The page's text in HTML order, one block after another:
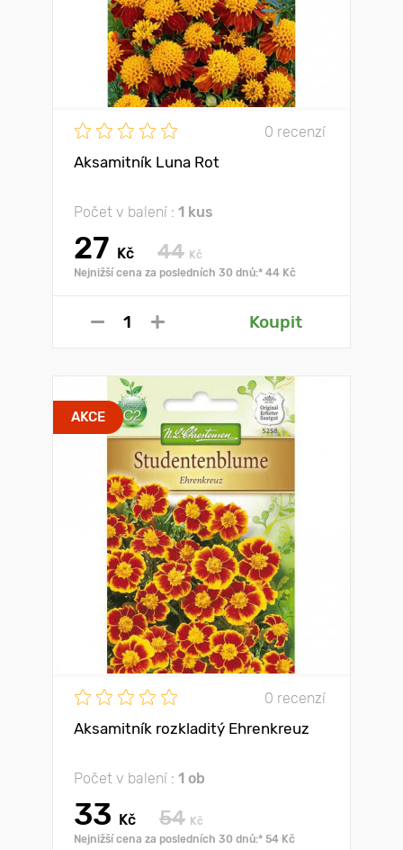
0 recenzí
Aksamitník Luna Rot
Počet v balení : 1 kus
27 Kč 44 Kč
Nejnižší cena za posledních 30 dnů:* 44 Kč
Koupit
AKCE
0 recenzí
Aksamitník rozkladitý Ehrenkreuz
Počet v balení : 1 ob
33 Kč 54 Kč
Nejnižší cena za posledních 30 dnů:* 54 Kč